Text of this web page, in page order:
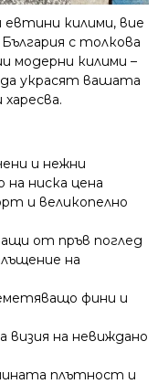
евтини килими, вие
с толкова
модерни килими –
да украсят вашата
и нежни
на ниска цена
и великопелно
от пръв поглед
на
фини и
визия на невиждано
плътност и